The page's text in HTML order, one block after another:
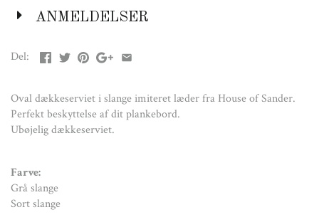
H: 36,5
B: 44,5 cm
ANMELDELSER
Del:
Oval dækkeserviet i slange imiteret læder fra House of Sander.
Perfekt beskyttelse af dit plankebord.
Ubøjelig dækkeserviet.
Farve:
Grå slange
Sort slange